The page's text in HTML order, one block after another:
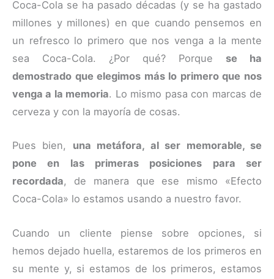
Coca-Cola se ha pasado décadas (y se ha gastado
millones y millones) en que cuando pensemos en
un refresco lo primero que nos venga a la mente
sea Coca-Cola. ¿Por qué? Porque se ha
demostrado que elegimos más lo primero que nos
venga a la memoria. Lo mismo pasa con marcas de
cerveza y con la mayoría de cosas.
Pues bien, una metáfora, al ser memorable, se
pone en las primeras posiciones para ser
recordada, de manera que ese mismo «Efecto
Coca-Cola» lo estamos usando a nuestro favor.
Cuando un cliente piense sobre opciones, si
hemos dejado huella, estaremos de los primeros en
su mente y, si estamos de los primeros, estamos